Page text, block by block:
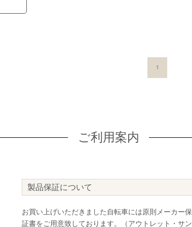
1
ご利用案内
製品保証について
お買い上げいただきました自転車には原則メーカー保
証書をご用意致しております。（アウトレット・サン